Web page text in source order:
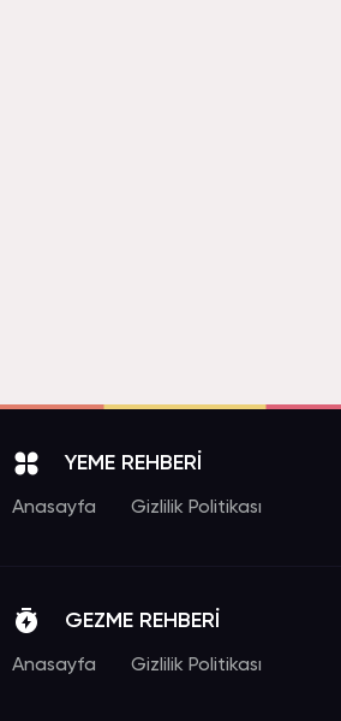
YEME REHBERİ
Anasayfa Gizlilik Politikası
GEZME REHBERİ
Anasayfa Gizlilik Politikası